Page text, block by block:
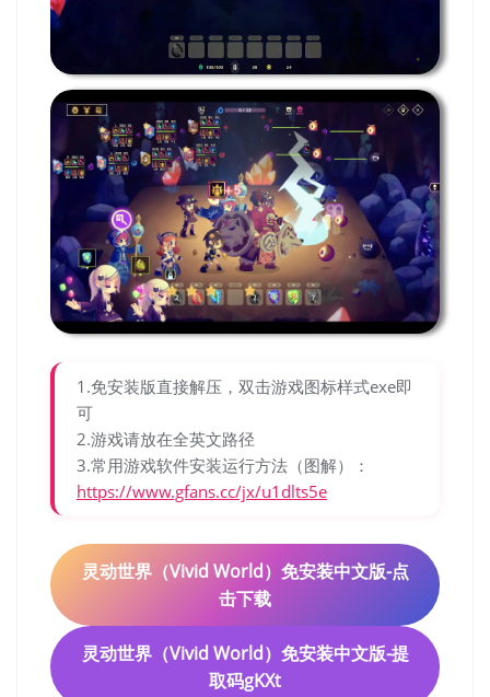
1.免安装版直接解压，双击游戏图标样式exe即
可
2.游戏请放在全英文路径
3.常用游戏软件安装运行方法（图解）：
https://www.gfans.cc/jx/u1dlts5e
灵动世界（Vivid World）免安装中文版-点
击下载
灵动世界（Vivid World）免安装中文版-提
取码gKXt